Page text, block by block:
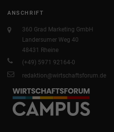
ANSCHRIFT
360 Grad Marketing GmbH
Landersumer Weg 40
48431 Rheine
(+49) 5971 92164-0
redaktion@wirtschaftsforum.de